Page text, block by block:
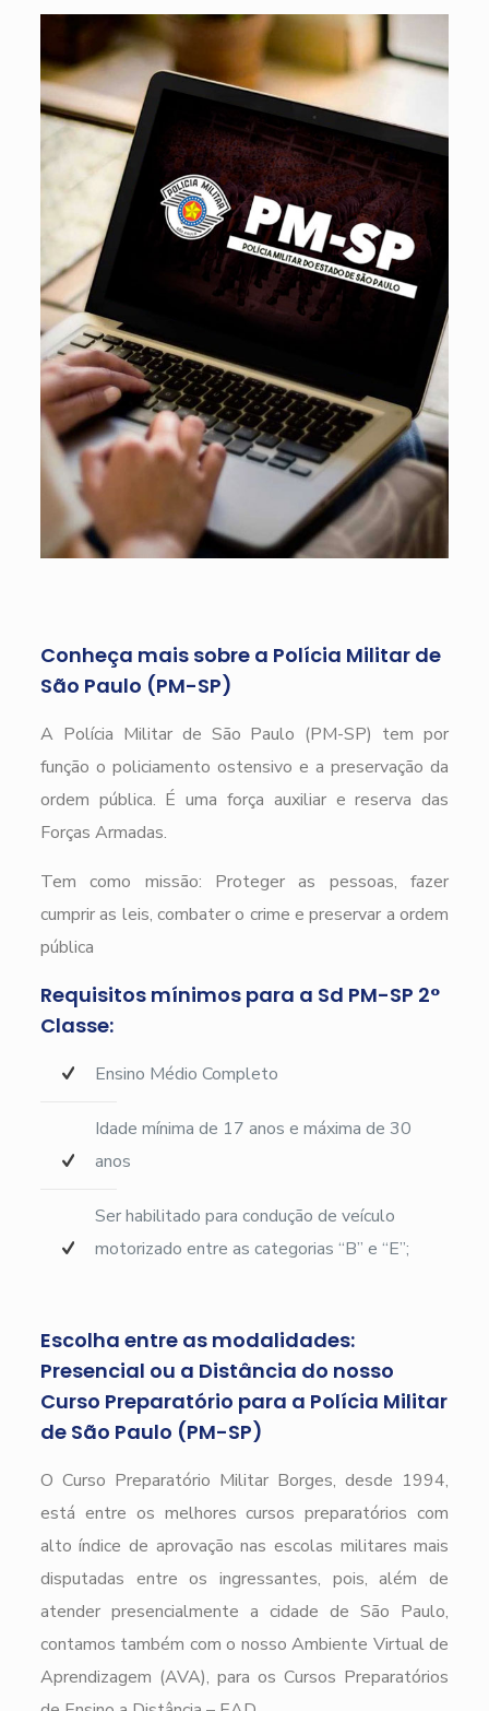
Conheça mais sobre a Polícia Militar de
São Paulo (PM-SP)
A Polícia Militar de São Paulo (PM-SP) tem por
função o policiamento ostensivo e a preservação da
ordem pública. É uma força auxiliar e reserva das
Forças Armadas.
Tem como missão: Proteger as pessoas, fazer
cumprir as leis, combater o crime e preservar a ordem
pública
Requisitos mínimos para a Sd PM-SP 2°
Classe:
Ensino Médio Completo
Idade mínima de 17 anos e máxima de 30
anos
Ser habilitado para condução de veículo
motorizado entre as categorias “B” e “E”;
Escolha entre as modalidades:
Presencial ou a Distância do nosso
Curso Preparatório para a Polícia Militar
de São Paulo (PM-SP)
O Curso Preparatório Militar Borges, desde 1994,
está entre os melhores cursos preparatórios com
alto índice de aprovação nas escolas militares mais
disputadas entre os ingressantes, pois, além de
atender presencialmente a cidade de São Paulo,
contamos também com o nosso Ambiente Virtual de
Aprendizagem (AVA), para os Cursos Preparatórios